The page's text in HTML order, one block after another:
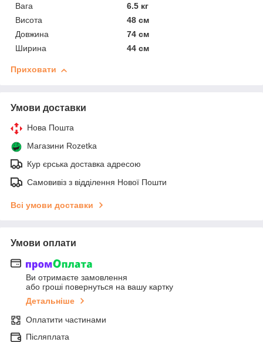
Вага
6.5 кг
Висота
48 см
Довжина
74 см
Ширина
44 см
Приховати
Умови доставки
Нова Пошта
Магазини Rozetka
Кур єрська доставка адресою
Самовивіз з відділення Нової Пошти
Всі умови доставки
Умови оплати
Ви отримаєте замовлення
або гроші повернуться на вашу картку
Детальніше
Оплатити частинами
Післяплата